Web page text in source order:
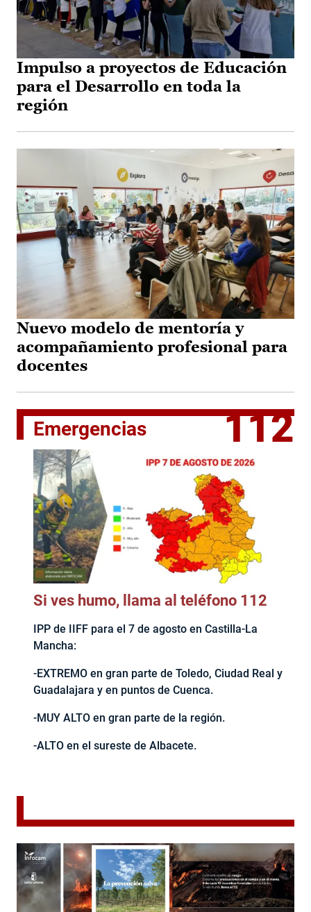
Impulso a proyectos de Educación
para el Desarrollo en toda la
región
Nuevo modelo de mentoría y
acompañamiento profesional para
docentes
Emergencias 112
Si ves humo, llama al teléfono 112
IPP de IIFF para el 7 de agosto en Castilla-La
Mancha:
-EXTREMO en gran parte de Toledo, Ciudad Real y
Guadalajara y en puntos de Cuenca.
-MUY ALTO en gran parte de la región.
-ALTO en el sureste de Albacete.